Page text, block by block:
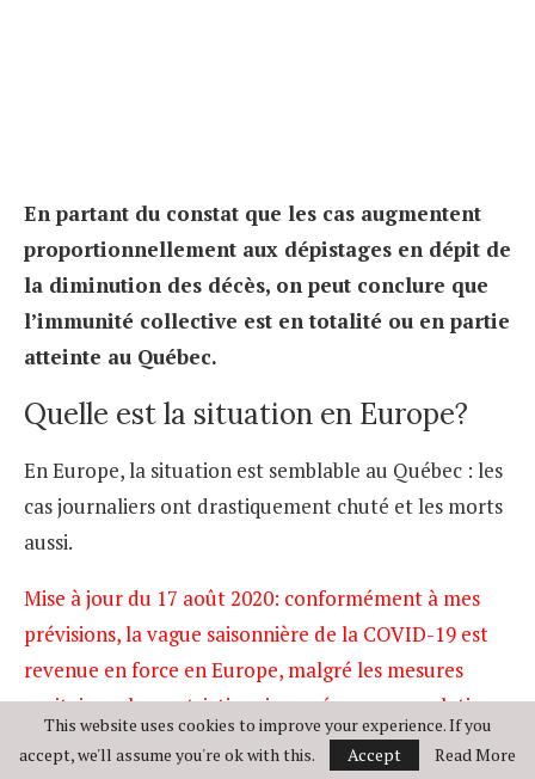
En partant du constat que les cas augmentent
proportionnellement aux dépistages en dépit de
la diminution des décès, on peut conclure que
l’immunité collective est en totalité ou en partie
atteinte au Québec.
Quelle est la situation en Europe?
En Europe, la situation est semblable au Québec : les
cas journaliers ont drastiquement chuté et les morts
aussi.
Mise à jour du 17 août 2020: conformément à mes
prévisions, la vague saisonnière de la COVID-19 est
revenue en force en Europe, malgré les mesures
sanitaires plus restrictives imposées aux populations.
Les pays européens, l’Espagne en tête, sont en train
This website uses cookies to improve your experience. If you
accept, we'll assume you're ok with this.
Accept Read More